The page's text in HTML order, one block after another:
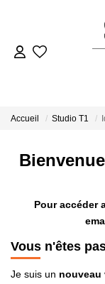
Accueil Studio T1
Pour accéder
Vous n'êtes
Je suis un nouveau